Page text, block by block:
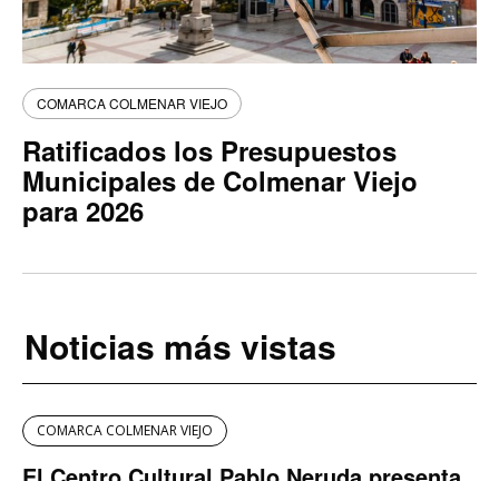
COMARCA COLMENAR VIEJO
Ratificados los Presupuestos
Municipales de Colmenar Viejo
para 2026
Noticias más vistas
COMARCA COLMENAR VIEJO